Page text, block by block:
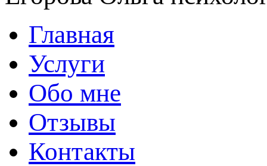
Главная
Услуги
Обо мне
Отзывы
Контакты